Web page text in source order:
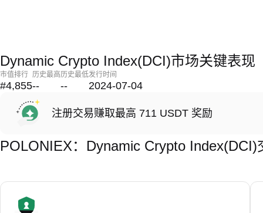
Dynamic Crypto Index(DCI)市场关键表现
市值排行
#4,855
历史最高
--
历史最低
--
发行时间
2024-07-04
注册交易赚取最高 711 USDT 奖励
POLONIEX：Dynamic Crypto